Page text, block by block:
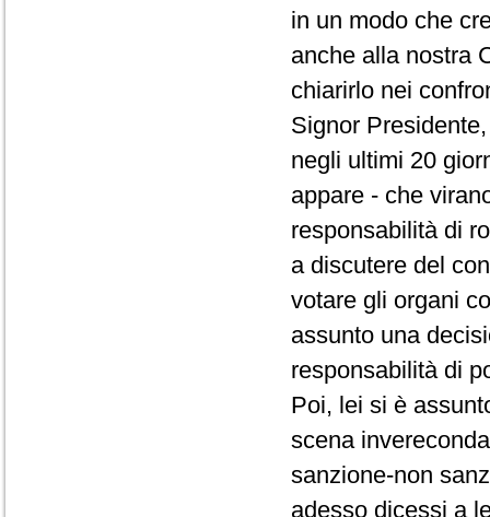
in un modo che
anche alla nostra
chiarirlo nei
Signor
negli ultimi 20
appare - che
responsabilità di
a discutere del
votare gli organi
assunto una
responsabilità di
Poi, lei si è
scena
sanzione-non
adesso dicessi a